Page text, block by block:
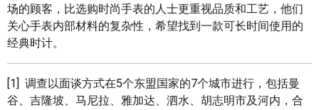
场的顾客，比选购时尚手表的人士更重视品质和工艺，他们
关心手表内部材料的复杂性，希望找到一款可长时间使用的
经典时计。
[1] 调查以面谈方式在5个东盟国家的7个城市进行，包括曼
谷、吉隆坡、马尼拉、雅加达、泗水、胡志明市及河内，合